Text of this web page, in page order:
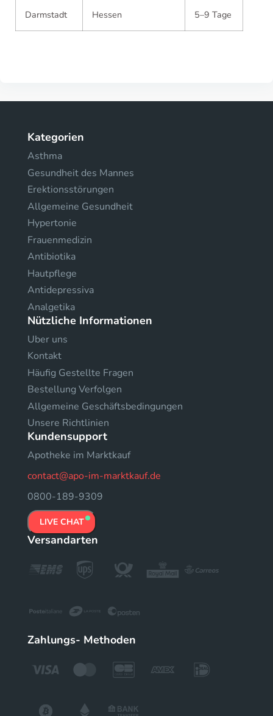
Darmstadt Hessen 5–9 Tage
Kategorien
Asthma
Gesundheit des Mannes
Erektionsstörungen
Allgemeine Gesundheit
Hypertonie
Frauenmedizin
Antibiotika
Hautpflege
Antidepressiva
Analgetika
Nützliche Informationen
Uber uns
Kontakt
Häufig Gestellte Fragen
Bestellung Verfolgen
Allgemeine Geschäftsbedingungen
Unsere Richtlinien
Kundensupport
Apotheke im Marktkauf
contact@apo-im-marktkauf.de
0800-189-9309
LIVE CHAT
Versandarten
Zahlungs- Methoden